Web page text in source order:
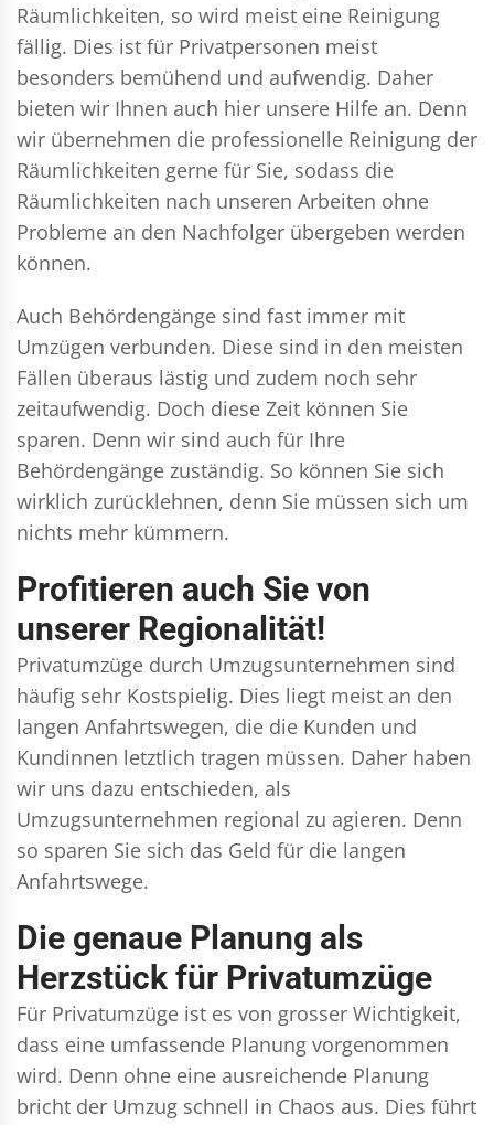
Räumlichkeiten, so wird meist eine Reinigung
fällig. Dies ist für Privatpersonen meist
besonders bemühend und aufwendig. Daher
bieten wir Ihnen auch hier unsere Hilfe an. Denn
wir übernehmen die professionelle Reinigung der
Räumlichkeiten gerne für Sie, sodass die
Räumlichkeiten nach unseren Arbeiten ohne
Probleme an den Nachfolger übergeben werden
können.
Auch Behördengänge sind fast immer mit
Umzügen verbunden. Diese sind in den meisten
Fällen überaus lästig und zudem noch sehr
zeitaufwendig. Doch diese Zeit können Sie
sparen. Denn wir sind auch für Ihre
Behördengänge zuständig. So können Sie sich
wirklich zurücklehnen, denn Sie müssen sich um
nichts mehr kümmern.
Profitieren auch Sie von
unserer Regionalität!
Privatumzüge durch Umzugsunternehmen sind
häufig sehr Kostspielig. Dies liegt meist an den
langen Anfahrtswegen, die die Kunden und
Kundinnen letztlich tragen müssen. Daher haben
wir uns dazu entschieden, als
Umzugsunternehmen regional zu agieren. Denn
so sparen Sie sich das Geld für die langen
Anfahrtswege.
Die genaue Planung als
Herzstück für Privatumzüge
Für Privatumzüge ist es von grosser Wichtigkeit,
dass eine umfassende Planung vorgenommen
wird. Denn ohne eine ausreichende Planung
bricht der Umzug schnell in Chaos aus. Dies führt